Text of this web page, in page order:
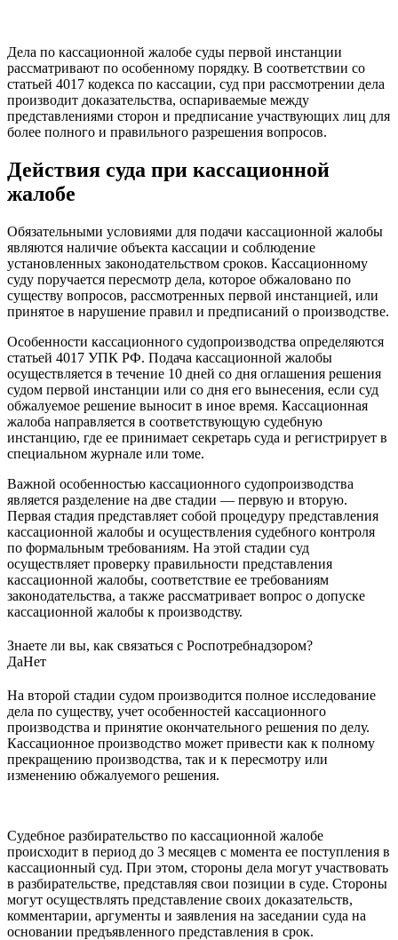
Дела по кассационной жалобе суды первой инстанции
рассматривают по особенному порядку. В соответствии со
статьей 4017 кодекса по кассации, суд при рассмотрении дела
производит доказательства, оспариваемые между
представлениями сторон и предписание участвующих лиц для
более полного и правильного разрешения вопросов.
Действия суда при кассационной
жалобе
Обязательными условиями для подачи кассационной жалобы
являются наличие объекта кассации и соблюдение
установленных законодательством сроков. Кассационному
суду поручается пересмотр дела, которое обжаловано по
существу вопросов, рассмотренных первой инстанцией, или
принятое в нарушение правил и предписаний о производстве.
Особенности кассационного судопроизводства определяются
статьей 4017 УПК РФ. Подача кассационной жалобы
осуществляется в течение 10 дней со дня оглашения решения
судом первой инстанции или со дня его вынесения, если суд
обжалуемое решение выносит в иное время. Кассационная
жалоба направляется в соответствующую судебную
инстанцию, где ее принимает секретарь суда и регистрирует в
специальном журнале или томе.
Важной особенностью кассационного судопроизводства
является разделение на две стадии — первую и вторую.
Первая стадия представляет собой процедуру представления
кассационной жалобы и осуществления судебного контроля
по формальным требованиям. На этой стадии суд
осуществляет проверку правильности представления
кассационной жалобы, соответствие ее требованиям
законодательства, а также рассматривает вопрос о допуске
кассационной жалобы к производству.
Знаете ли вы, как связаться с Роспотребнадзором?
ДаНет
На второй стадии судом производится полное исследование
дела по существу, учет особенностей кассационного
производства и принятие окончательного решения по делу.
Кассационное производство может привести как к полному
прекращению производства, так и к пересмотру или
изменению обжалуемого решения.
Судебное разбирательство по кассационной жалобе
происходит в период до 3 месяцев с момента ее поступления в
кассационный суд. При этом, стороны дела могут участвовать
в разбирательстве, представляя свои позиции в суде. Стороны
могут осуществлять представление своих доказательств,
комментарии, аргументы и заявления на заседании суда на
основании предъявленного представления в срок.